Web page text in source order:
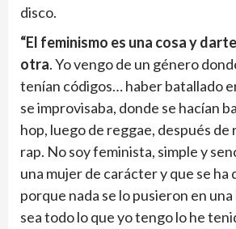
disco.
“El feminismo es una cosa y
otra. Yo vengo de un género
tenían códigos… haber batallado
se improvisaba, donde se hacían
hop, luego de reggae, después de
rap. No soy feminista, simple y
una mujer de carácter y que se ha
porque nada se lo pusieron en
sea todo lo que yo tengo lo he